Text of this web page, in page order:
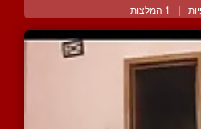
| 1 המלצות